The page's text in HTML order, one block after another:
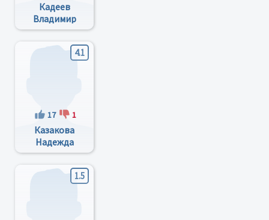
Кадеев
Владимир
Иванович
4.1
17 1
Казакова
Надежда
Артуровна
1.5